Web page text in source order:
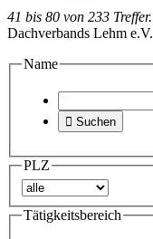
41 bis 80 von 233 Treffer.
Dachverbands Lehm e.V.
Name
 Suchen
PLZ
Tätigkeitsbereich